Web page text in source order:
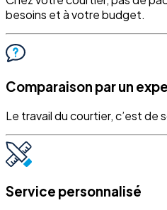
besoins et à votre budget.
Comparaison par un
Le travail du courtier, c’est de
Service personnalisé